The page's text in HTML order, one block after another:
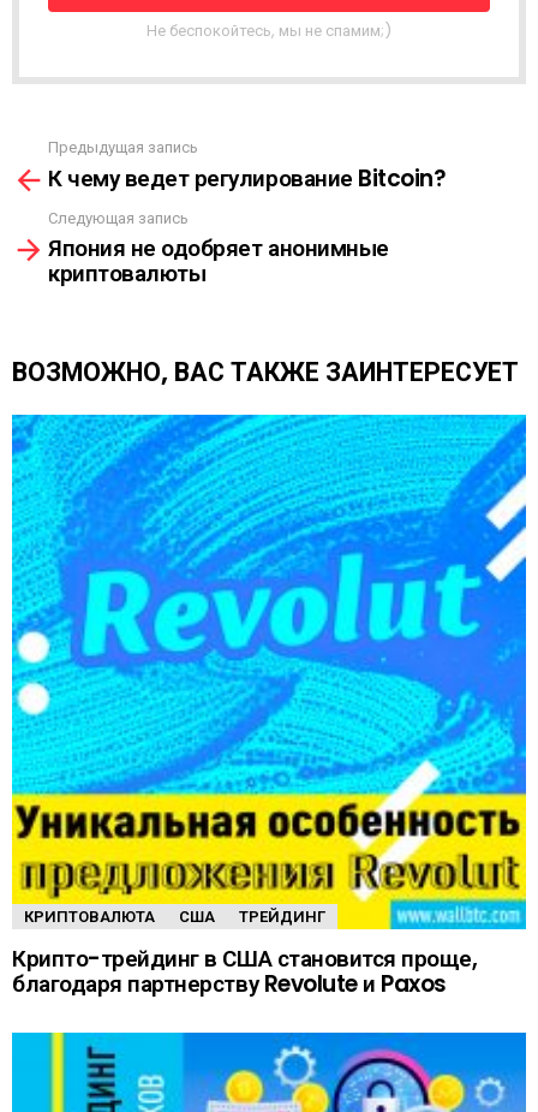
А
Ы
Л
К
А
Не беспокойтесь, мы не спамим;)
м
р
е
щ
е
Предыдущая запись
К чему ведет регулирование Bitcoin?
Следующая запись
Япония не одобряет анонимные
криптовалюты
ВОЗМОЖНО, ВАС ТАКЖЕ ЗАИНТЕРЕСУЕТ
КРИПТОВАЛЮТА США ТРЕЙДИНГ
Крипто-трейдинг в США становится проще,
благодаря партнерству Revolute и Paxos